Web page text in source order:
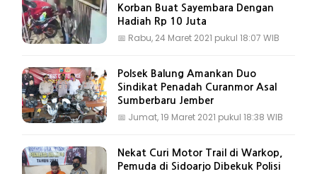
Korban Buat Sayembara Dengan
Hadiah Rp 10 Juta
📅 Rabu, 24 Maret 2021 pukul 18:07 WIB
Polsek Balung Amankan Duo
Sindikat Penadah Curanmor Asal
Sumberbaru Jember
📅 Jumat, 19 Maret 2021 pukul 18:38 WIB
Nekat Curi Motor Trail di Warkop,
Pemuda di Sidoarjo Dibekuk Polisi